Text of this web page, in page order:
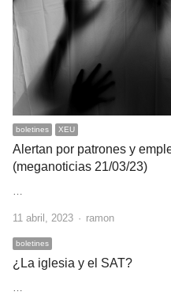
boletines XEU
Alertan por patrones y
(meganoticias 21/03/23)
11 abril, 2023 Author
ramon
boletines
¿La iglesia y el SAT?